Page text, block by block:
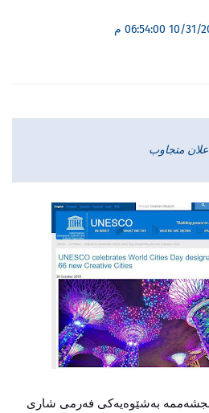
06:54:00 م
متجاوب
به‌شێوه‌یه‌كی فەرمی شاری